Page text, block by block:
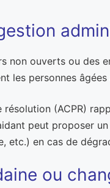
non ouverts ou des
les personnes
résolution (ACPR)
peut proposer
etc.) en cas de
ou